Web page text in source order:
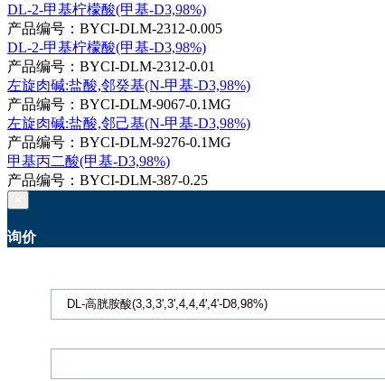
DL-2-甲基柠檬酸(甲基-D3,98%)
产品编号：BYCI-DLM-2312-0.005
DL-2-甲基柠檬酸(甲基-D3,98%)
产品编号：BYCI-DLM-2312-0.01
左旋肉碱:盐酸,邻癸基(N-甲基-D3,98%)
产品编号：BYCI-DLM-9067-0.1MG
左旋肉碱:盐酸,邻己基(N-甲基-D3,98%)
产品编号：BYCI-DLM-9276-0.1MG
甲基丙二酸(甲基-D3,98%)
产品编号：BYCI-DLM-387-0.25
询价